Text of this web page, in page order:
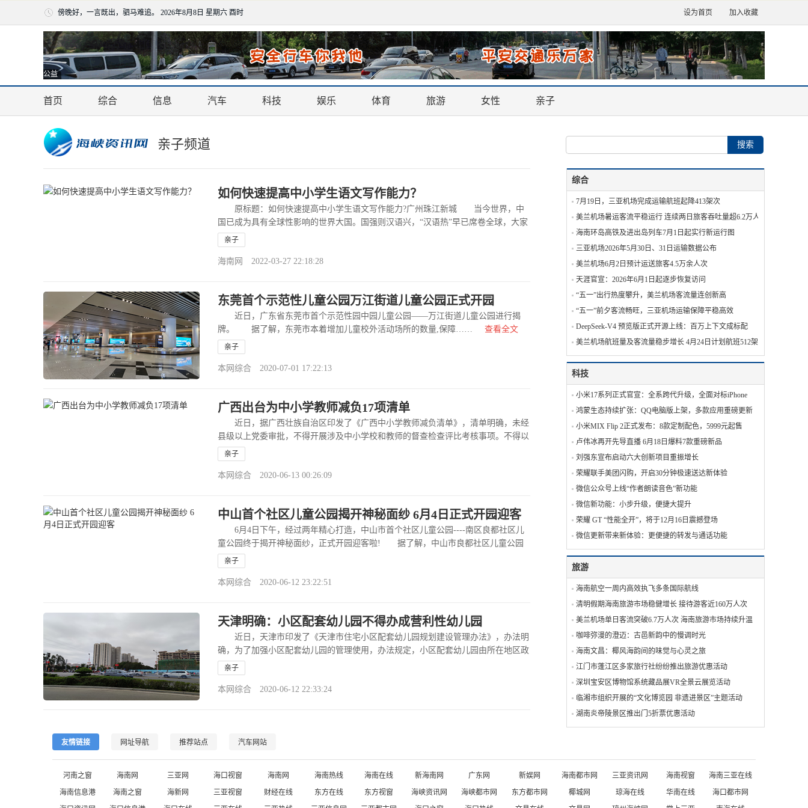
傍晚好，一言既出，驷马难追。 2026年8月8日 星期六 酉时 设为首页 加入收藏
公益
首页 综合 信息 汽车 科技 娱乐 体育 旅游 女性 亲子
亲子频道
如何快速提高中小学生语文写作能力？
原标题：如何快速提高中小学生语文写作能力?广州珠江新城 当今世界，中
国已成为具有全球性影响的世界大国。国强则汉语兴，“汉语热”早已席卷全球，大家
都在学中……
亲子
海南网 2022-03-27 22:18:28
东莞首个示范性儿童公园万江街道儿童公园正式开园
近日，广东省东莞市首个示范性园中园儿童公园——万江街道儿童公园进行揭
牌。 据了解，东莞市本着增加儿童校外活动场所的数量,保障……
查看全文
>>亲子
本网综合 2020-07-01 17:22:13
广西出台为中小学教师减负17项清单
近日，据广西壮族自治区印发了《广西中小学教师减负清单》，清单明确，未经
县级以上党委审批，不得开展涉及中小学校和教师的督查检查评比考核事项。不得以
考试成绩、升……
亲子
本网综合 2020-06-13 00:26:09
中山首个社区儿童公园揭开神秘面纱 6月4日正式开园迎客
6月4日下午，经过两年精心打造，中山市首个社区儿童公园----南区良都社区儿
童公园终于揭开神秘面纱，正式开园迎客啦! 据了解，中山市良都社区儿童公园
总占地面积近6……
亲子
本网综合 2020-06-12 23:22:51
天津明确：小区配套幼儿园不得办成营利性幼儿园
近日，天津市印发了《天津市住宅小区配套幼儿园规划建设管理办法》，办法明
确，为了加强小区配套幼儿园的管理使用，办法规定，小区配套幼儿园由所在地区政
府统筹安排建……
亲子
本网综合 2020-06-12 22:33:24
综合
7月19日，三亚机场完成运输航班起降413架次
美兰机场暑运客流平稳运行 连续两日旅客吞吐量超6.2万人次
海南环岛高铁及进出岛列车7月1日起实行新运行图
三亚机场2026年5月30日、31日运输数据公布
美兰机场6月2日预计运送旅客4.5万余人次
天涯官宣：2026年6月1日起逐步恢复访问
“五一”出行热度攀升，美兰机场客流量连创新高
“五一”前夕客流畅旺，三亚机场运输保障平稳高效
DeepSeek-V4 预览版正式开源上线：百万上下文成标配
美兰机场航班量及客流量稳步增长 4月24日计划航班512架次
科技
小米17系列正式官宣：全系跨代升级，全面对标iPhone
鸿蒙生态持续扩张：QQ电脑版上架，多款应用重磅更新
小米MIX Flip 2正式发布：8款定制配色，5999元起售
卢伟冰再开先导直播 6月18日爆料7款重磅新品
刘强东宣布启动六大创新项目重振增长
荣耀联手美团闪购，开启30分钟极速送达新体验
微信公众号上线“作者朗读音色”新功能
微信新功能：小步升级，便捷大提升
荣耀 GT “性能全开”，将于12月16日震撼登场
微信更新带来新体验：更便捷的转发与通话功能
旅游
海南航空一周内高效执飞多条国际航线
清明假期海南旅游市场稳健增长 接待游客近160万人次
美兰机场单日客流突破6.7万人次 海南旅游市场持续升温
咖啡弥漫的澄迈：古邑新韵中的慢调时光
海南文昌：椰风海韵间的味觉与心灵之旅
江门市蓬江区多家旅行社纷纷推出旅游优惠活动
深圳宝安区博物馆系统藏品展VR全景云展览活动
临湘市组织开展的“文化博览园 非遗进景区”主题活动‬
湖南炎帝陵景区推出门5折票优惠活动
友情链接 网址导航 推荐站点 汽车网站
河南之窗 海南网 三亚网 海口视窗 海南网 海南热线 海南在线 新海南网 广东网 新娱网 海南都市网 三亚资讯网 海南视窗
海南三亚在线
海南信息港
海南之窗 海新网 三亚视窗 财经在线 东方在线 东方视窗 海峡资讯网 海峡都市网 东方都市网 椰城网 琼海在线 华南在线
海口都市网